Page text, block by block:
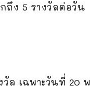
ถึง 5 รางวัลต่อวัน
ล เฉพาะวันที่ 20